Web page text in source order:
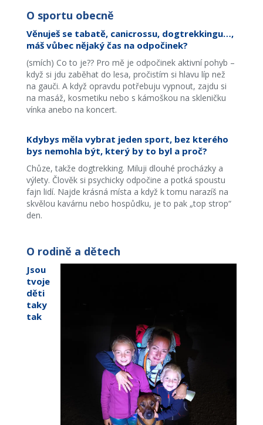
O sportu obecně
Věnuješ se tabatě, canicrossu, dogtrekkingu…,
máš vůbec nějaký čas na odpočinek?
(smích) Co to je?? Pro mě je odpočinek aktivní pohyb –
když si jdu zaběhat do lesa, pročistím si hlavu líp než
na gauči. A když opravdu potřebuju vypnout, zajdu si
na masáž, kosmetiku nebo s kámoškou na skleničku
vínka anebo na koncert.
Kdybys měla vybrat jeden sport, bez kterého
bys nemohla být, který by to byl a proč?
Chůze, takže dogtrekking. Miluji dlouhé procházky a
výlety. Člověk si psychicky odpočine a potká spoustu
fajn lidí. Najde krásná místa a když k tomu narazíš na
skvělou kavárnu nebo hospůdku, je to pak „top strop“
den.
O rodině a dětech
Jsou
tvoje
děti
taky
tak